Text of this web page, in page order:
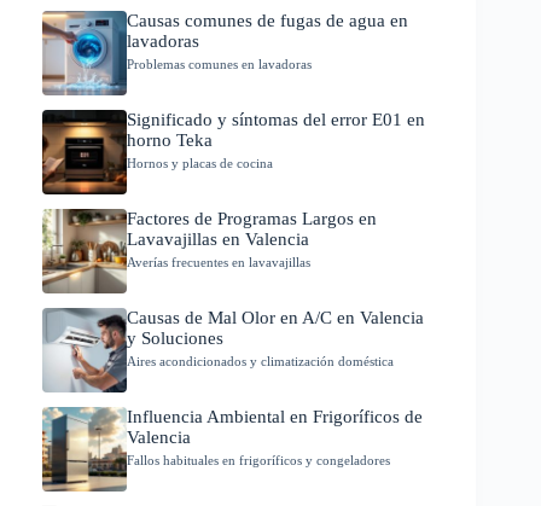
Causas comunes de fugas de agua en
lavadoras
Problemas comunes en lavadoras
Significado y síntomas del error E01 en
horno Teka
Hornos y placas de cocina
Factores de Programas Largos en
Lavavajillas en Valencia
Averías frecuentes en lavavajillas
Causas de Mal Olor en A/C en Valencia
y Soluciones
Aires acondicionados y climatización doméstica
Influencia Ambiental en Frigoríficos de
Valencia
Fallos habituales en frigoríficos y congeladores